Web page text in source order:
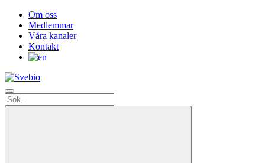
Om oss
Medlemmar
Våra kanaler
Kontakt